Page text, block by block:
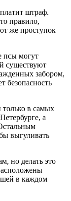
штраф.
правило,
же проступок
псы могут
существуют
забором,
безопасность
в самых
а
выгуливать
но делать это
в каждом